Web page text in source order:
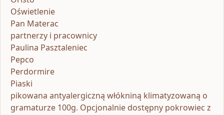
Oświetlenie
Pan Materac
partnerzy i pracownicy
Paulina Pasztaleniec
Pepco
Perdormire
Piaski
pikowana antyalergiczną włókniną klimatyzowaną o
gramaturze 100g. Opcjonalnie dostępny pokrowiec z